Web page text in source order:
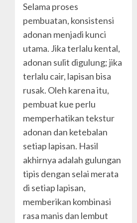
Selama proses
pembuatan, konsistensi
adonan menjadi kunci
utama. Jika terlalu kental,
adonan sulit digulung; jika
terlalu cair, lapisan bisa
rusak. Oleh karena itu,
pembuat kue perlu
memperhatikan tekstur
adonan dan ketebalan
setiap lapisan. Hasil
akhirnya adalah gulungan
tipis dengan selai merata
di setiap lapisan,
memberikan kombinasi
rasa manis dan lembut